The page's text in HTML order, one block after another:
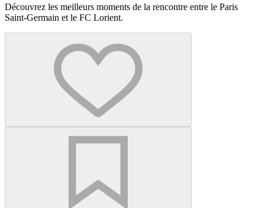
Découvrez les meilleurs moments de la rencontre entre le Paris
Saint-Germain et le FC Lorient.